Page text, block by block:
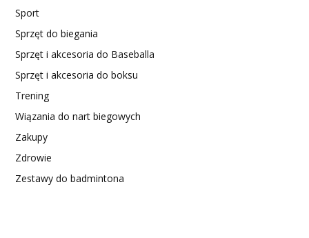
Sport
Sprzęt do biegania
Sprzęt i akcesoria do Baseballa
Sprzęt i akcesoria do boksu
Trening
Wiązania do nart biegowych
Zakupy
Zdrowie
Zestawy do badmintona